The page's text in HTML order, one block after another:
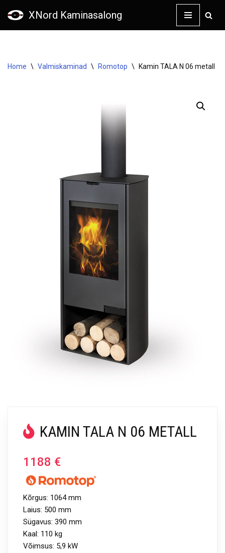
XNord Kaminasalong
Home \ Valmiskaminad \ Romotop \ Kamin TALA N 06 metall
KAMIN TALA N 06 METALL
1188 €
Kõrgus: 1064 mm
Laius: 500 mm
Sügavus: 390 mm
Kaal: 110 kg
Võimsus: 5,9 kW